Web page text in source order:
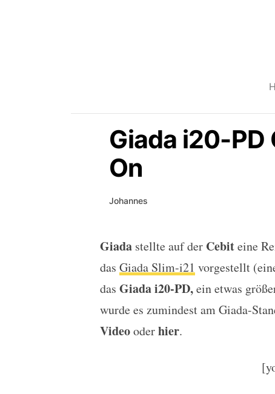
Giada i20-
On
Johannes
Giada i20-PD Office
Giadastellte auf der Cebiteine
das Giada Slim-i21 vorgestellt
das Giada i20-PD,ein etwas
wurde es zumindest am Giada-
Videooderhier.